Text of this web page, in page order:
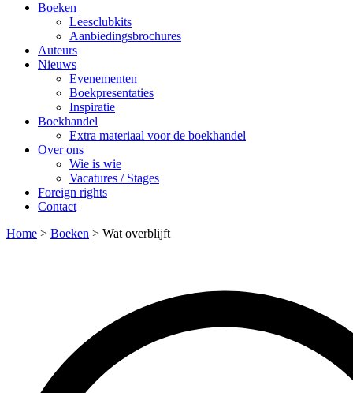
Boeken
Leesclubkits
Aanbiedingsbrochures
Auteurs
Nieuws
Evenementen
Boekpresentaties
Inspiratie
Boekhandel
Extra materiaal voor de boekhandel
Over ons
Wie is wie
Vacatures / Stages
Foreign rights
Contact
Home > Boeken > Wat overblijft